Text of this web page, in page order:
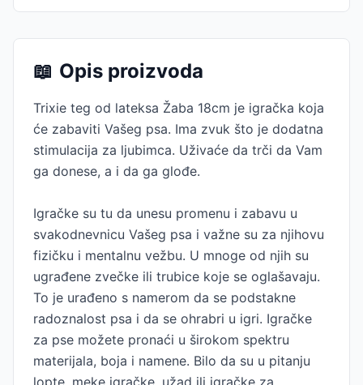
📖 Opis proizvoda
Trixie teg od lateksa Žaba 18cm je igračka koja
će zabaviti Vašeg psa. Ima zvuk što je dodatna
stimulacija za ljubimca. Uživaće da trči da Vam
ga donese, a i da ga glođe.
Igračke su tu da unesu promenu i zabavu u
svakodnevnicu Vašeg psa i važne su za njihovu
fizičku i mentalnu vežbu. U mnoge od njih su
ugrađene zvečke ili trubice koje se oglašavaju.
To je urađeno s namerom da se podstakne
radoznalost psa i da se ohrabri u igri. Igračke
za pse možete pronaći u širokom spektru
materijala, boja i namene. Bilo da su u pitanju
lopte, meke igračke, užad ili igračke za